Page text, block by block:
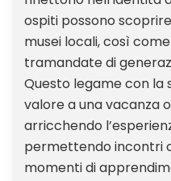
ospiti possono
musei locali, così
tramandate di
Questo legame con
valore a una vacanza
arricchendo
permettendo incontri
momenti di